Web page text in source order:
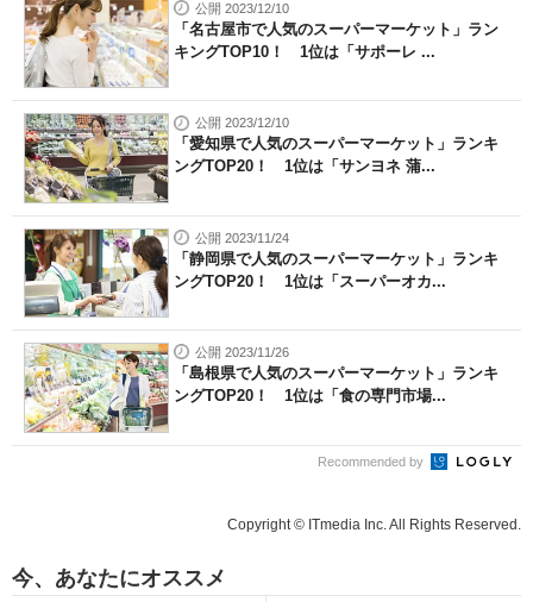
公開 2023/12/10
「名古屋市で人気のスーパーマーケット」ラン
キングTOP10！ 1位は「サポーレ ...
公開 2023/12/10
「愛知県で人気のスーパーマーケット」ランキ
ングTOP20！ 1位は「サンヨネ 蒲...
公開 2023/11/24
「静岡県で人気のスーパーマーケット」ランキ
ングTOP20！ 1位は「スーパーオカ...
公開 2023/11/26
「島根県で人気のスーパーマーケット」ランキ
ングTOP20！ 1位は「食の専門市場...
Recommended by
Copyright © ITmedia Inc. All Rights Reserved.
今、あなたにオススメ